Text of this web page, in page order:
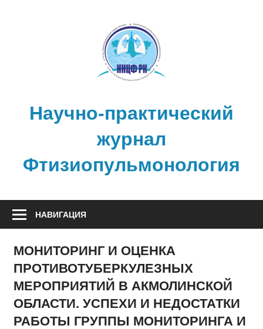
Научно-практический
журнал
Фтизиопульмонология
НАВИГАЦИЯ
МОНИТОРИНГ И ОЦЕНКА
ПРОТИВОТУБЕРКУЛЕЗНЫХ
МЕРОПРИЯТИЙ В АКМОЛИНСКОЙ
ОБЛАСТИ. УСПЕХИ И НЕДОСТАТКИ
РАБОТЫ ГРУППЫ МОНИТОРИНГА И